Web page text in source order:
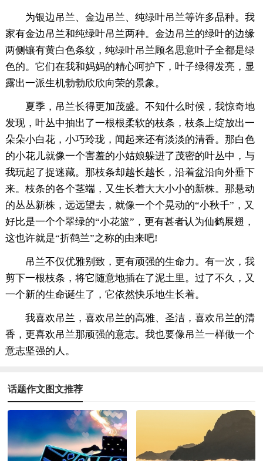
为银边吊兰、金边吊兰、纯绿叶吊兰等许多品种。我
家有金边吊兰和纯绿叶吊兰两种。金边吊兰的绿叶的边缘
两侧镶有黄白色条纹，纯绿叶吊兰顾名思意叶子全都是绿
色的。它们在我和妈妈的精心呵护下，叶子绿得发亮，显
露出一派生机勃勃欣欣向荣的景象。
夏季，吊兰长得更加茂盛。不知什么时候，我惊奇地
发现，叶丛中抽出了一根根柔软的枝条，枝条上绽放出一
朵朵小白花，小巧玲珑，闻起来还有淡淡的清香。那白色
的小花儿就像一个害羞的小姑娘躲进了茂密的叶丛中，与
我玩起了捉迷藏。那枝条却越长越长，沿着盆沿向外垂下
来。枝条的各个茎端，又生长着大大小小的新株。那悬动
的丛丛新株，远远望去，就像一个个晃动的“小秋千”，又
好比是一个个翠绿的“小花篮”，更有甚者认为仙鹤展翅，
这也许就是“折鹤兰”之称的由来吧!
吊兰不仅优雅别致，更有顽强的生命力。有一次，我
剪下一根枝条，将它随意地插在了泥土里。过了不久，又
一个新的生命诞生了，它依然快乐地生长着。
我喜欢吊兰，喜欢吊兰的高雅、圣洁，喜欢吊兰的清
香，更喜欢吊兰那顽强的意志。我也要像吊兰一样做一个
意志坚强的人。
话题作文图文推荐